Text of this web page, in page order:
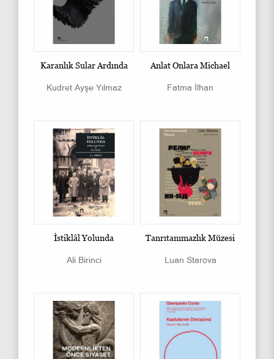
Karanlık Sular Ardında
Kudret Ayşe Yılmaz
Anlat Onlara Michael
Fatma İlhan
İstiklâl Yolunda
Ali Birinci
Tanrıtanımazlık Müzesi
Luan Starova